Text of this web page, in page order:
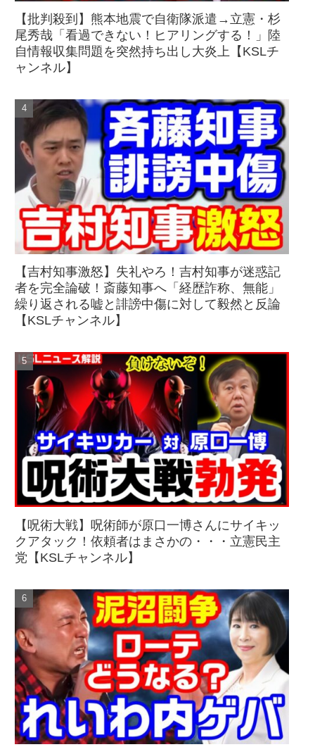
【批判殺到】熊本地震で自衛隊派遣→立憲・杉
尾秀哉「看過できない！ヒアリングする！」陸
自情報収集問題を突然持ち出し大炎上【KSLチ
ャンネル】
【吉村知事激怒】失礼やろ！吉村知事が迷惑記
者を完全論破！斎藤知事へ「経歴詐称、無能」
繰り返される嘘と誹謗中傷に対して毅然と反論
【KSLチャンネル】
【呪術大戦】呪術師が原口一博さんにサイキッ
クアタック！依頼者はまさかの・・・立憲民主
党【KSLチャンネル】